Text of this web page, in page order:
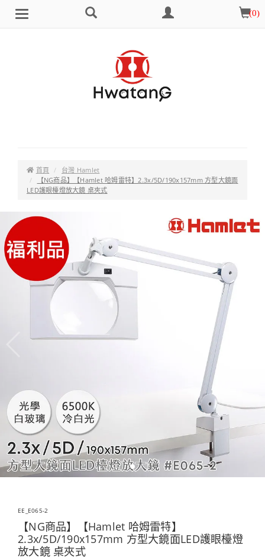
選
搜
會
員
中
購
物
車
(0)
首頁
台灣 Hamlet
【NG商品】【Hamlet 哈姆雷特】2.3x/5D/190x157mm 方型大鏡面
LED護眼檯燈放大鏡 桌夾式
EE_E065-2
【NG商品】【Hamlet 哈姆雷特】
2.3x/5D/190x157mm 方型大鏡面LED護眼檯燈
放大鏡 桌夾式